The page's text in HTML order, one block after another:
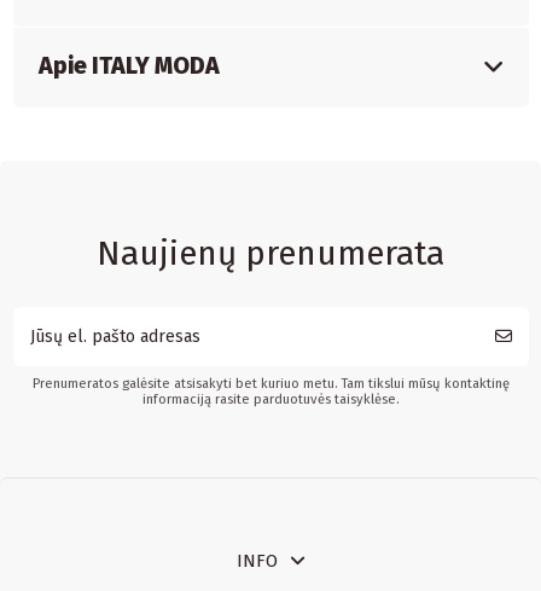
Apie ITALY MODA
Naujienų prenumerata
Prenumeratos galėsite atsisakyti bet kuriuo metu. Tam tikslui mūsų kontaktinę
informaciją rasite parduotuvės taisyklėse.
INFO